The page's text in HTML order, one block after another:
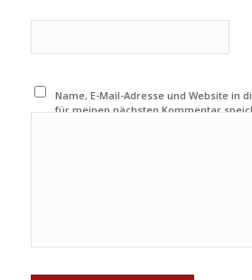
Name, E-Mail-Adresse und Website in
für meinen nächsten Kommentar